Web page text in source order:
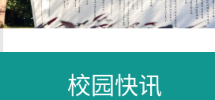
校园快讯
当前位置：首页